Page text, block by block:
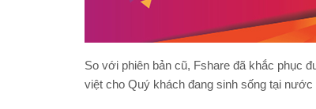
So với phiên bản cũ, Fshare đã khắc phục
việt cho Quý khách đang sinh sống tại nước